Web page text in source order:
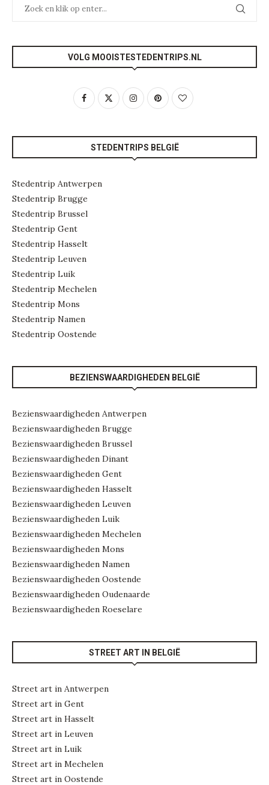
VOLG MOOISTESTEDENTRIPS.NL
STEDENTRIPS BELGIË
Stedentrip Antwerpen
Stedentrip Brugge
Stedentrip Brussel
Stedentrip Gent
Stedentrip Hasselt
Stedentrip Leuven
Stedentrip Luik
Stedentrip Mechelen
Stedentrip Mons
Stedentrip Namen
Stedentrip Oostende
BEZIENSWAARDIGHEDEN BELGIË
Bezienswaardigheden Antwerpen
Bezienswaardigheden Brugge
Bezienswaardigheden Brussel
Bezienswaardigheden Dinant
Bezienswaardigheden Gent
Bezienswaardigheden Hasselt
Bezienswaardigheden Leuven
Bezienswaardigheden Luik
Bezienswaardigheden Mechelen
Bezienswaardigheden Mons
Bezienswaardigheden Namen
Bezienswaardigheden Oostende
Bezienswaardigheden Oudenaarde
Bezienswaardigheden Roeselare
STREET ART IN BELGIË
Street art in Antwerpen
Street art in Gent
Street art in Hasselt
Street art in Leuven
Street art in Luik
Street art in Mechelen
Street art in Oostende